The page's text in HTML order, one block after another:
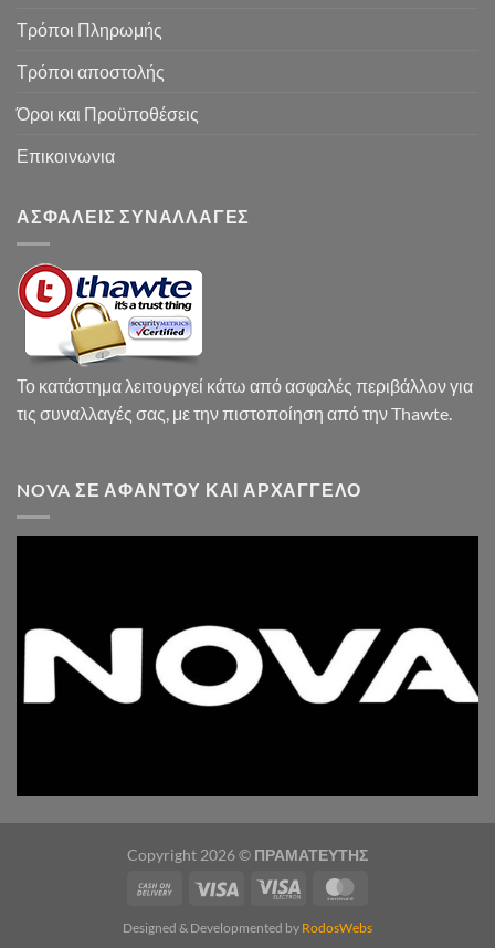
Τρόποι Πληρωμής
Τρόποι αποστολής
Όροι και Προϋποθέσεις
Επικοινωνια
ΑΣΦΑΛΕΙΣ ΣΥΝΑΛΛΑΓΕΣ
Το κατάστημα λειτουργεί κάτω από ασφαλές περιβάλλον για
τις συναλλαγές σας, με την πιστοποίηση από την Thawte.
NOVA ΣΕ ΑΦΆΝΤΟΥ ΚΑΙ ΑΡΧΆΓΓΕΛΟ
Copyright 2026 © ΠΡΑΜΑΤΕΥΤΗΣ
Designed & Developmented by RodosWebs